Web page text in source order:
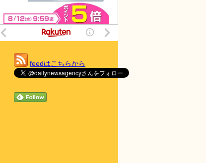
feedはこちらから